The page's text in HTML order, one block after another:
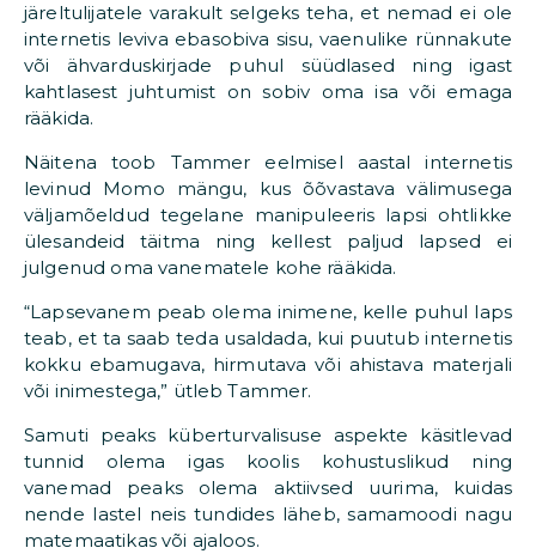
järeltulijatele varakult selgeks teha, et nemad ei ole
internetis leviva ebasobiva sisu, vaenulike rünnakute
või ähvarduskirjade puhul süüdlased ning igast
kahtlasest juhtumist on sobiv oma isa või emaga
rääkida.
Näitena toob Tammer eelmisel aastal internetis
levinud Momo mängu, kus õõvastava välimusega
väljamõeldud tegelane manipuleeris lapsi ohtlikke
ülesandeid täitma ning kellest paljud lapsed ei
julgenud oma vanematele kohe rääkida.
“Lapsevanem peab olema inimene, kelle puhul laps
teab, et ta saab teda usaldada, kui puutub internetis
kokku ebamugava, hirmutava või ahistava materjali
või inimestega,” ütleb Tammer.
Samuti peaks küberturvalisuse aspekte käsitlevad
tunnid olema igas koolis kohustuslikud ning
vanemad peaks olema aktiivsed uurima, kuidas
nende lastel neis tundides läheb, samamoodi nagu
matemaatikas või ajaloos.